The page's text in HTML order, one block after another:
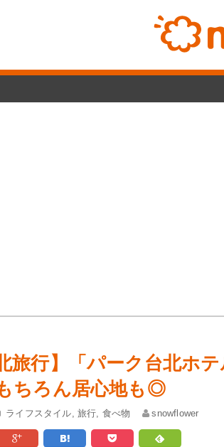
旅行】「パーク台北ホ
ちろん居心地も◎
ライフスタイル, 旅行, 食べ物 snowflower